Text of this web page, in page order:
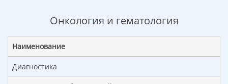
опухоль костей, характеризующаяся агрессивным
ростом и ведущая к тяжелым повреждениям костей и
суставов. Остеосаркома развивается преимущественно
близости к коленному суставу.
Онкология и гематология
Наименование
Диагностика